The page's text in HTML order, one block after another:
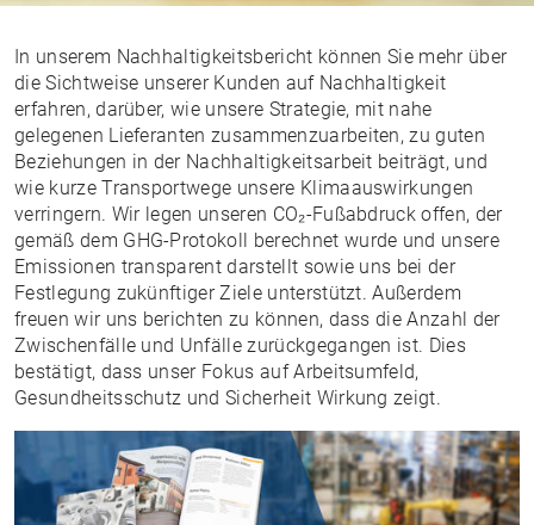
In unserem Nachhaltigkeitsbericht können Sie mehr über
die Sichtweise unserer Kunden auf Nachhaltigkeit
erfahren, darüber, wie unsere Strategie, mit nahe
gelegenen Lieferanten zusammenzuarbeiten, zu guten
Beziehungen in der Nachhaltigkeitsarbeit beiträgt, und
wie kurze Transportwege unsere Klimaauswirkungen
verringern. Wir legen unseren CO₂-Fußabdruck offen, der
gemäß dem GHG-Protokoll berechnet wurde und unsere
Emissionen transparent darstellt sowie uns bei der
Festlegung zukünftiger Ziele unterstützt. Außerdem
freuen wir uns berichten zu können, dass die Anzahl der
Zwischenfälle und Unfälle zurückgegangen ist. Dies
bestätigt, dass unser Fokus auf Arbeitsumfeld,
Gesundheitsschutz und Sicherheit Wirkung zeigt.